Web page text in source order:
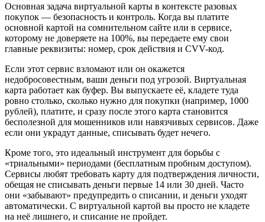
Основная задача виртуальной карты в контексте разовых
покупок — безопасность и контроль. Когда вы платите
основной картой на сомнительном сайте или в сервисе,
которому не доверяете на 100%, вы передаете ему свои
главные реквизиты: номер, срок действия и CVV-код.
Если этот сервис взломают или он окажется
недобросовестным, ваши деньги под угрозой. Виртуальная
карта работает как буфер. Вы выпускаете её, кладете туда
ровно столько, сколько нужно для покупки (например, 1000
рублей), платите, и сразу после этого карта становится
бесполезной для мошенников или навязчивых сервисов. Даже
если они украдут данные, списывать будет нечего.
Кроме того, это идеальный инструмент для борьбы с
«триальными» периодами (бесплатным пробным доступом).
Сервисы любят требовать карту для подтверждения личности,
обещая не списывать деньги первые 14 или 30 дней. Часто
они «забывают» предупредить о списании, и деньги уходят
автоматически. С виртуальной картой вы просто не кладете
на неё лишнего, и списание не пройдет.